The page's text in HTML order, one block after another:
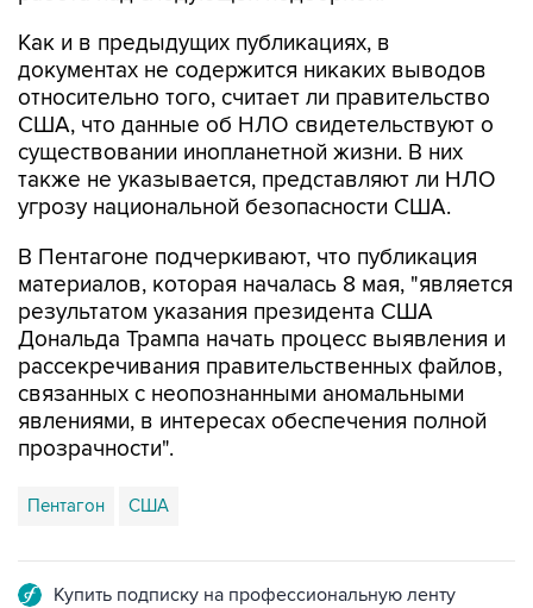
Как и в предыдущих публикациях, в
документах не содержится никаких выводов
относительно того, считает ли правительство
США, что данные об НЛО свидетельствуют о
существовании инопланетной жизни. В них
также не указывается, представляют ли НЛО
угрозу национальной безопасности США.
В Пентагоне подчеркивают, что публикация
материалов, которая началась 8 мая, "является
результатом указания президента США
Дональда Трампа начать процесс выявления и
рассекречивания правительственных файлов,
связанных с неопознанными аномальными
явлениями, в интересах обеспечения полной
прозрачности".
Пентагон США
Купить подписку на профессиональную ленту